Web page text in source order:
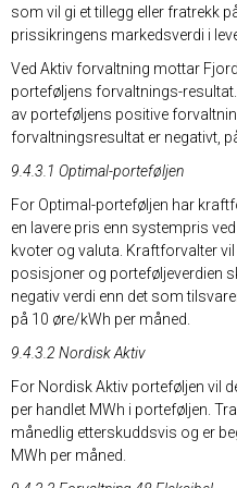
som vil gi et tillegg eller fratrekk
prissikringens markedsverdi i
Ved Aktiv forvaltning mottar
porteføljens forvaltnings-
av porteføljens positive
forvaltningsresultat er negativt,
9.4.3.1 Optimal-porteføljen
For Optimal-porteføljen har
en lavere pris enn systempris
kvoter og valuta. Kraftforvalter
posisjoner og porteføljeverdien
negativ verdi enn det som
på 10 øre/kWh per måned.
9.4.3.2 Nordisk Aktiv
For Nordisk Aktiv porteføljen vil
per handlet MWh i porteføljen.
månedlig etterskuddsvis og er
MWh per måned.